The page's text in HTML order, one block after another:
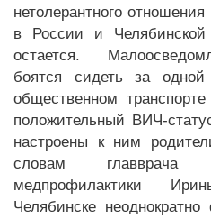
нетолерантного
в России и Челябинской
остается.
боятся сидеть за
общественном
положительный ВИЧ-
настроены к ним
словам главврача
медпрофилактики
Челябинске